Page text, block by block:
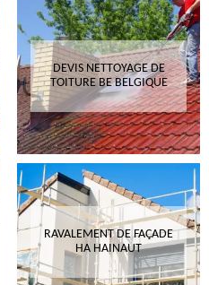
DEVIS NETTOYAGE DE
TOITURE BE BELGIQUE
RAVALEMENT DE FAÇADE
HA HAINAUT